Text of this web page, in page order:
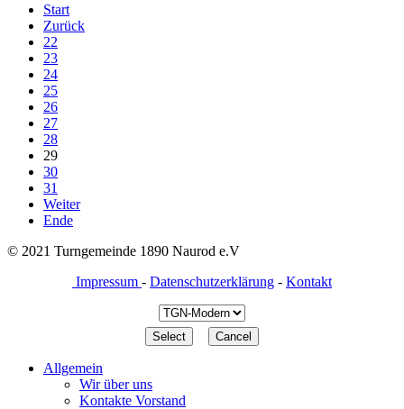
Start
Zurück
22
23
24
25
26
27
28
29
30
31
Weiter
Ende
© 2021 Turngemeinde 1890 Naurod e.V
Impressum - Datenschutzerklärung - Kontakt
Allgemein
Wir über uns
Kontakte Vorstand